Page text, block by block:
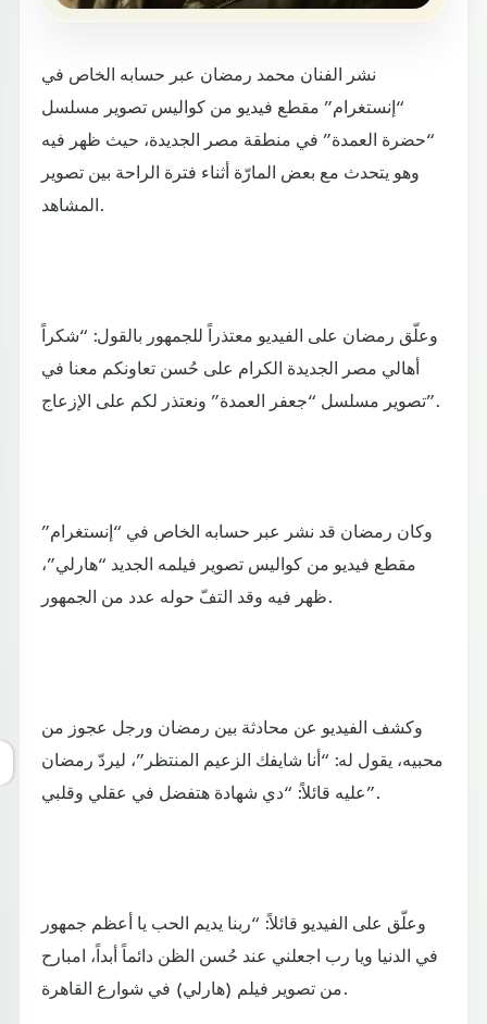
نشر الفنان محمد رمضان عبر حسابه الخاص في
“إنستغرام” مقطع فيديو من كواليس تصوير مسلسل
“حضرة العمدة” في منطقة مصر الجديدة، حيث ظهر فيه
وهو يتحدث مع بعض المارّة أثناء فترة الراحة بين تصوير
المشاهد.
وعلّق رمضان على الفيديو معتذراً للجمهور بالقول: “شكراً
أهالي مصر الجديدة الكرام على حُسن تعاونكم معنا في
تصوير مسلسل “جعفر العمدة” ونعتذر لكم على الإزعاج”.
وكان رمضان قد نشر عبر حسابه الخاص في “إنستغرام”
مقطع فيديو من كواليس تصوير فيلمه الجديد “هارلي”،
ظهر فيه وقد التفّ حوله عدد من الجمهور.
وكشف الفيديو عن محادثة بين رمضان ورجل عجوز من
محبيه، يقول له: “أنا شايفك الزعيم المنتظر”، ليردّ رمضان
عليه قائلاً: “دي شهادة هتفضل في عقلي وقلبي”.
وعلّق على الفيديو قائلاً: “ربنا يديم الحب يا أعظم جمهور
في الدنيا ويا رب اجعلني عند حُسن الظن دائماً أبداً، امبارح
من تصوير فيلم (هارلي) في شوارع القاهرة.